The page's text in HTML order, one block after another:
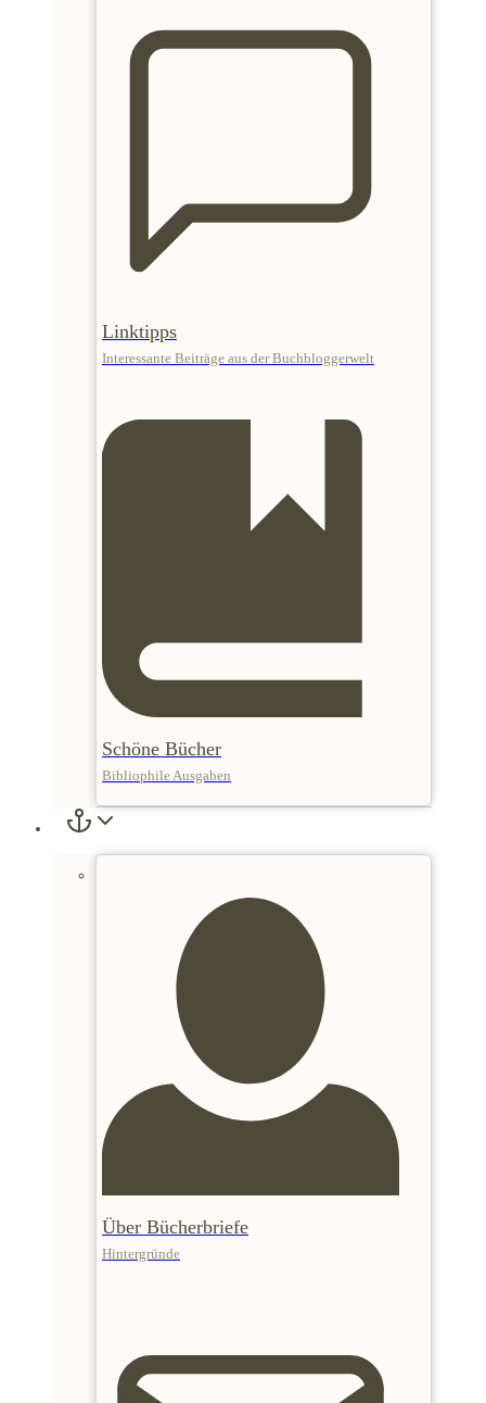
Linktipps
Interessante Beiträge aus der Buchbloggerwelt
Schöne Bücher
Bibliophile Ausgaben
Über Bücherbriefe
Hintergründe